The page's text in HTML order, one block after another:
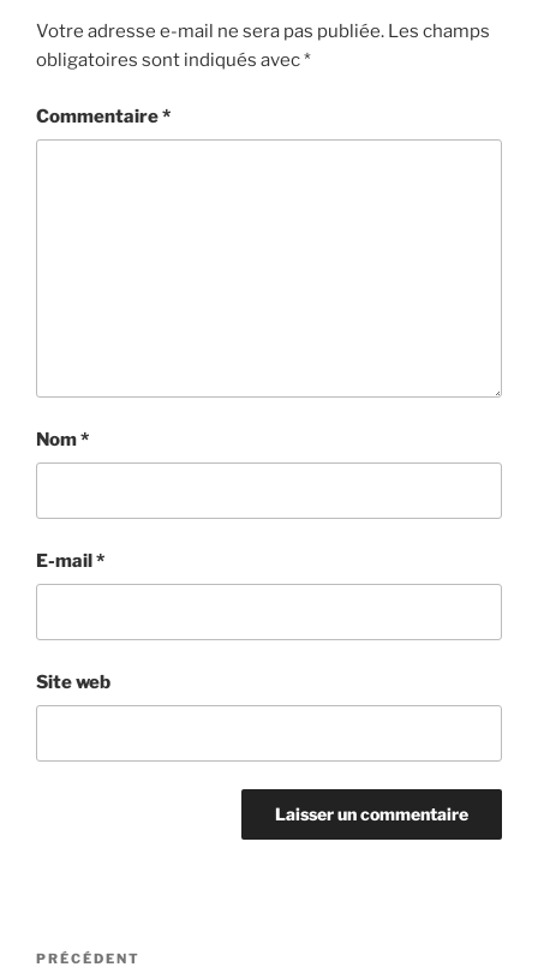
Votre adresse e-mail ne sera pas publiée. Les champs
obligatoires sont indiqués avec*
Commentaire*
Nom*
E-mail*
Site web
Navigation
Article
PRÉCÉDENT